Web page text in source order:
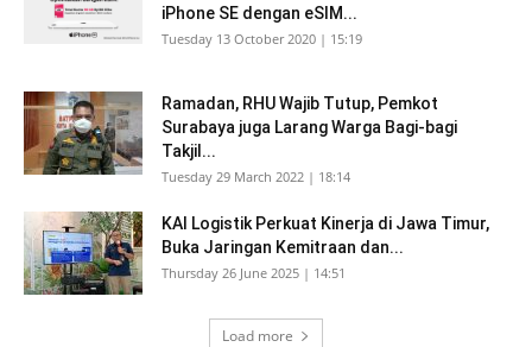
iPhone SE dengan eSIM...
Tuesday 13 October 2020 | 15:19
Ramadan, RHU Wajib Tutup, Pemkot
Surabaya juga Larang Warga Bagi-bagi
Takjil...
Tuesday 29 March 2022 | 18:14
KAI Logistik Perkuat Kinerja di Jawa Timur,
Buka Jaringan Kemitraan dan...
Thursday 26 June 2025 | 14:51
Load more